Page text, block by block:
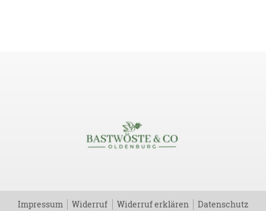
Impressum Widerruf Widerruf erklären Datenschutz